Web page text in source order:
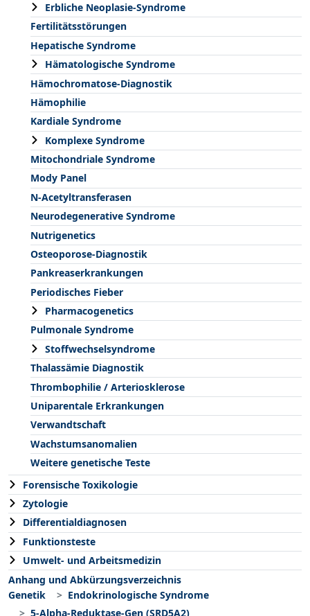
Erbliche Neoplasie-Syndrome
Fertilitätsstörungen
Hepatische Syndrome
Hämatologische Syndrome
Hämochromatose-Diagnostik
Hämophilie
Kardiale Syndrome
Komplexe Syndrome
Mitochondriale Syndrome
Mody Panel
N-Acetyltransferasen
Neurodegenerative Syndrome
Nutrigenetics
Osteoporose-Diagnostik
Pankreaserkrankungen
Periodisches Fieber
Pharmacogenetics
Pulmonale Syndrome
Stoffwechselsyndrome
Thalassämie Diagnostik
Thrombophilie / Arteriosklerose
Uniparentale Erkrankungen
Verwandtschaft
Wachstumsanomalien
Weitere genetische Teste
Forensische Toxikologie
Zytologie
Differentialdiagnosen
Funktionsteste
Umwelt- und Arbeitsmedizin
Anhang und Abkürzungsverzeichnis
Genetik
Endokrinologische Syndrome
5-Alpha-Reduktase-Gen (SRD5A2)